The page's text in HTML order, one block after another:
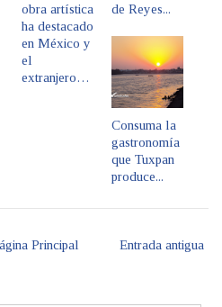
obra artística
ha destacado
en México y
el
extranjero…
de Reyes...
Consuma la
gastronomía
que Tuxpan
produce...
Entrada antigua
Principal